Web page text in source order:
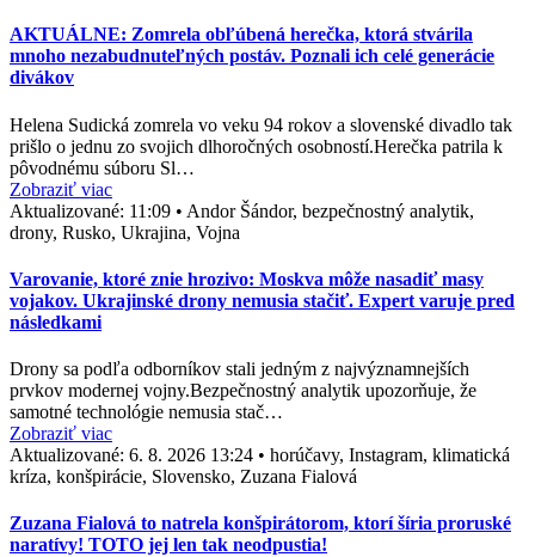
AKTUÁLNE: Zomrela obľúbená herečka, ktorá stvárila
mnoho nezabudnuteľných postáv. Poznali ich celé generácie
divákov
Helena Sudická zomrela vo veku 94 rokov a slovenské divadlo tak
prišlo o jednu zo svojich dlhoročných osobností.Herečka patrila k
pôvodnému súboru Sl…
Zobraziť viac
Aktualizované: 11:09 • Andor Šándor, bezpečnostný analytik,
drony, Rusko, Ukrajina, Vojna
Varovanie, ktoré znie hrozivo: Moskva môže nasadiť masy
vojakov. Ukrajinské drony nemusia stačiť. Expert varuje pred
následkami
Drony sa podľa odborníkov stali jedným z najvýznamnejších
prvkov modernej vojny.Bezpečnostný analytik upozorňuje, že
samotné technológie nemusia stač…
Zobraziť viac
Aktualizované: 6. 8. 2026 13:24 • horúčavy, Instagram, klimatická
kríza, konšpirácie, Slovensko, Zuzana Fialová
Zuzana Fialová to natrela konšpirátorom, ktorí šíria proruské
naratívy! TOTO jej len tak neodpustia!